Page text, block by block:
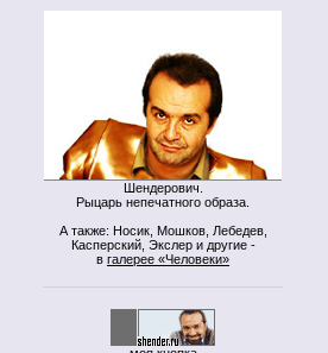
Шендерович.
Рыцарь непечатного образа.
А также: Носик, Мошков, Лебедев,
Касперский, Экслер и другие -
в галерее «Человеки»